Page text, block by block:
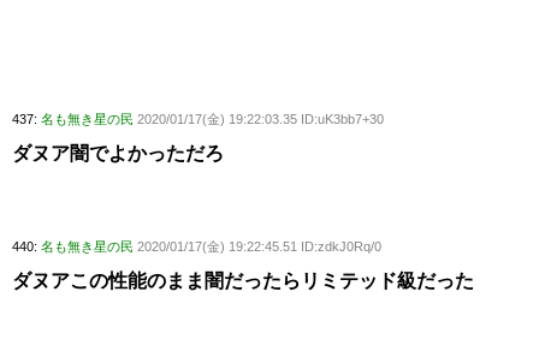
437: 名も無き星の民 2020/01/17(金) 19:22:03.35 ID:uK3bb7+30
ダヌア闇でよかっただろ
440: 名も無き星の民 2020/01/17(金) 19:22:45.51 ID:zdkJ0Rq/0
ダヌアこの性能のまま闇だったらリミテッド級だった